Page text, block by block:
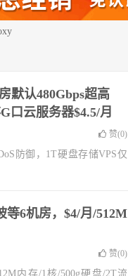
默认480Gbps超高
口云服务器$4.5/月
赞(0)
防御，1T硬盘存储VPS仅
等6机房，$4/月/512M
赞(0)
内存/1核/500g硬盘/2T流